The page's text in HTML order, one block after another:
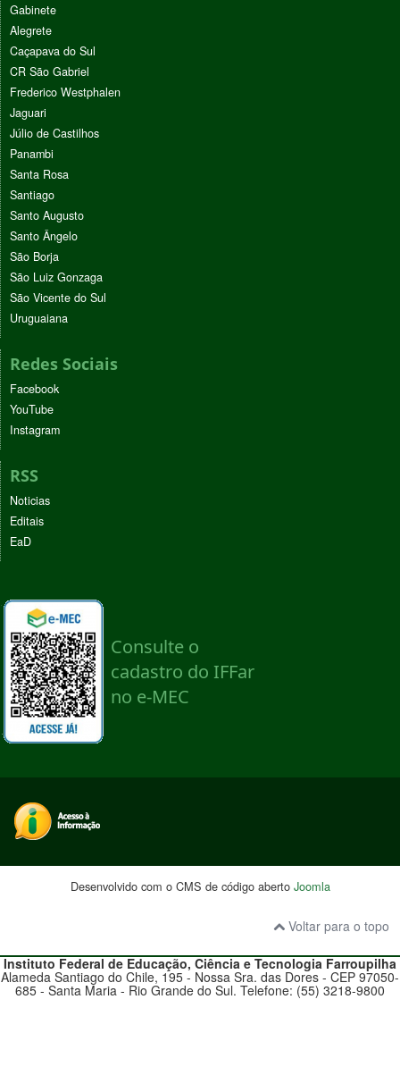
Gabinete
Alegrete
Caçapava do Sul
CR São Gabriel
Frederico Westphalen
Jaguari
Júlio de Castilhos
Panambi
Santa Rosa
Santiago
Santo Augusto
Santo Ângelo
São Borja
São Luiz Gonzaga
São Vicente do Sul
Uruguaiana
Redes Sociais
Facebook
YouTube
Instagram
RSS
Noticias
Editais
EaD
Desenvolvido com o CMS de código aberto Joomla
Voltar para o topo
Instituto Federal de Educação, Ciência e TecnologiaFarroupilha
Alameda Santiago do Chile, 195 - Nossa Sra. das Dores - CEP 97050-
685 - Santa Maria - Rio Grande do Sul. Telefone: (55) 3218-9800